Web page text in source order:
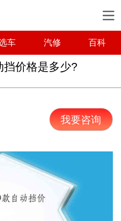
车 汽修 百科
挡价格是多少?
我要咨询